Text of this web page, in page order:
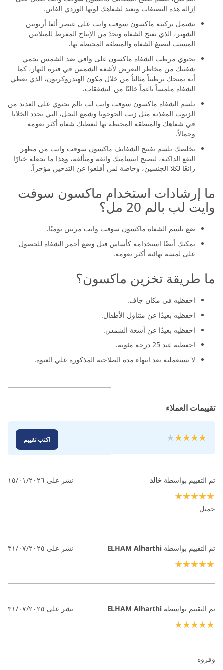
إزالة هذه التصبغات ويعيد لشفاهك لونها الوردي الفاتن.
تشتمل تركيبة ماكسون سوفت وايت على عنصر ألفا أربوتين
الشهير، الذي يفتح الشفاه ويحدّ من الإنتاج المفرط للميلانين
المسبب لتصبغ الشفاه والمنطقة المحيطة بها.
يحتوي مرطب الشفاه ماكسون على واقي ضد الشمس يحمي
شفتيك من مخاطر التعرض لأشعة الشمس في فترة النهار، كما
أنه يمنحك ترطيباً مثالياُ من خلال مكون الهيدروكربون، الذي يعطي
الشفاه ملمساً ناعماً خاليًا من التشققات.
بلسم الشفاه ماكسون سوفت وايت لب بالم يحتوي على العديد من
الزيوت المغذية مثل زيت الجوجوبا وشمع النحل، التي تجدد الخلايا
في شفاهك والمنطقة المحيطة بها لتعطيك شفاه أكثر نعومة
وجمالاً.
يخلصك بلسم تفتيح الشفايف ماكسون سوفت وايت من مظهر
البقع الداكنة، لتصبح ابتسامتك واثقة ومتألقة، وهذا ما يجعله خيارًا
رائعًا لكلا الجنسين، وخاصة لمن أقلعوا عن التدخين مؤخراً.
ما إرشادات استخدام ماكسون سوفت
وايت لب بالم 20 مل؟
ضع بلسم الشفاه ماكسون سوفت وايت مرتين يوميًا.
يمكنك أيضًا استخدامه كأساس قبل وضع أحمر الشفاه للحصول
على لمسة نهائية أكثر نعومة.
ما طريقة تخزين ماكسون؟
احفظيه في مكان جاف.
احفظيه بعيدًا عن متناول الأطفال.
احفظيه بعيدًا عن أشعة الشمس.
احفظيه عند 25 درجة مئوية.
لا تستعمليه بعد انتهاء مدة الصلاحية المذكورة علي العبوة.
تقييمات العملاء
تقييم:
اكتب تقييم
تم التقييم بواسطة خالد نشر على ١٥/٠١/٢٠٢٦
جميل
تم التقييم بواسطة ELHAM Alharthi نشر على ٣١/٠٧/٢٠٢٥
تم التقييم بواسطة ELHAM Alharthi نشر على ٣١/٠٧/٢٠٢٥
وفروه